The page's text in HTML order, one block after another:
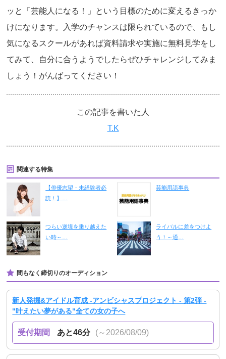
ッと「芸能人になる！」という目標のために変えるきっか
けになります。入学のチャンスは限られているので、もし
気になるスクールがあれば資料請求や実施に無料見学をし
てみて、自分に合うようでしたらぜひチャレンジしてみま
しょう！がんばってください！
この記事を書いた人
T.K
関連する特集
【俳優志望・未経験者必
読！】…
芸能用語事典
つらい逆境を乗り越えた
い時～…
ライバルに差をつけよ
う！～通…
間もなく締切りのオーディション
新人発掘&アイドル育成 -アンビシャスプロジェクト - 第2弾 -
"叶えたい夢がある"全ての女の子へ
受付期間 あと46分 (～2026/08/09)